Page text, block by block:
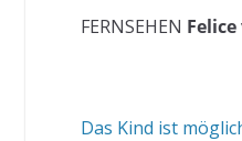
FERNSEHEN
Das Kind ist